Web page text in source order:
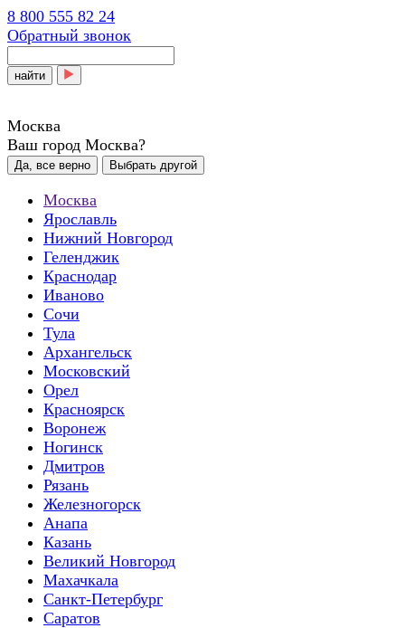
8 800 555 82 24
Обратный звонок
найти
Москва
Ваш город Москва?
Да, все верно Выбрать другой
Москва
Ярославль
Нижний Новгород
Геленджик
Краснодар
Иваново
Сочи
Тула
Архангельск
Московский
Орел
Красноярск
Воронеж
Ногинск
Дмитров
Рязань
Железногорск
Анапа
Казань
Великий Новгород
Махачкала
Санкт-Петербург
Саратов